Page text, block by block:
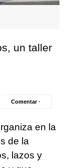
un taller
Comentar ·
en la
de la
lazos y